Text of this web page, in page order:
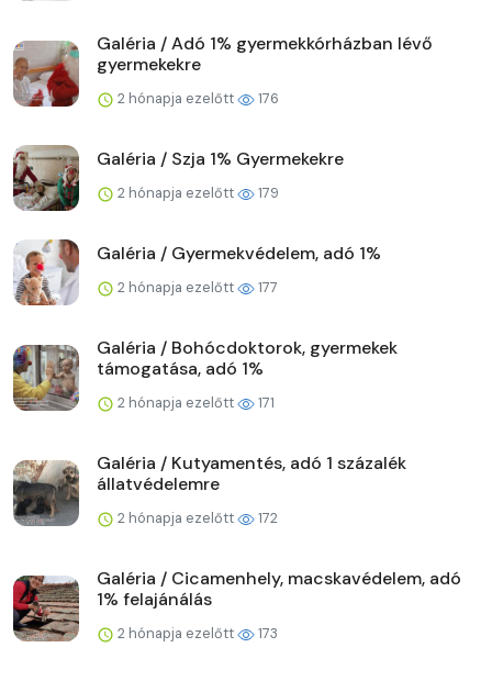
Galéria / Adó 1% gyermekkórházban lévő
gyermekekre
2 hónapja ezelőtt 176
Galéria / Szja 1% Gyermekekre
2 hónapja ezelőtt 179
Galéria / Gyermekvédelem, adó 1%
2 hónapja ezelőtt 177
Galéria / Bohócdoktorok, gyermekek
támogatása, adó 1%
2 hónapja ezelőtt 171
Galéria / Kutyamentés, adó 1 százalék
állatvédelemre
2 hónapja ezelőtt 172
Galéria / Cicamenhely, macskavédelem, adó
1% felajánálás
2 hónapja ezelőtt 173